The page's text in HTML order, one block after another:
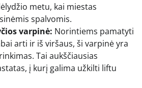
metu, kai miestas
spalvomis.
varpinė: Norintiems pamatyti
arti ir iš viršaus, ši varpinė yra
Tai aukščiausias
į kurį galima užkilti liftu